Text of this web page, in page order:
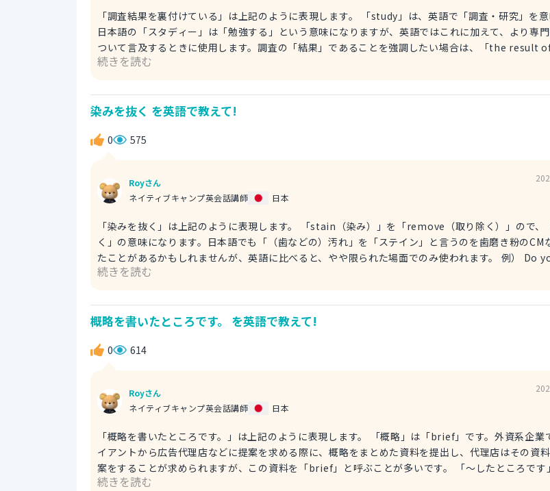
「調査結果を裏付けている」は上記のように表現します。 「study」は、英語で「調査・研究」を意味します。
日本語の「スタディー」は「勉強する」という意味になりますが、英語ではこれに加えて、より専
ついて言及するときに使用します。調査の「結果」であることを強調したい場合は、「the result
study」としましょう。 例） The document we distributed supports the result of the study. 配布した資
る」という意味になることもあります。前者の場合は、以下のような使い方になります。 例） I support
SoftBank Hawks. 私はソフトバンクホークスを支持する。 → 私はソフトバンクホークスを応援して
続きを読む
染みを抜く を英語で教えて!
0 575
Royさん
ネイティブキャンプ英会話講師
日本
「染みを抜く」は上記のように表現します。 「stain（染み）」を「remove（取り除く）」ので、「染みを抜
く」の意味になります。日本語でも「（歯などの）汚れ」を「ステイン」と言うのを歯磨き粉のCM
たことがあるかもしれませんが、英語に比べると、やや限られた場面でのみ使われます。 例） Do you know
how to remove stains quickly? すぐに染みを抜く方法を知っていますか？ 「すぐに」は「quickly」または
の疑問フレーズなので、丸ごと覚えておきましょう。
続きを読む
概略を書いたところです。 を英語で教えて!
0 614
Royさん
ネイティブキャンプ英会話講師
日本
「概略を書いたところです。」は上記のように表現します。 「概略」は「brief」です。外資系企業では、クラ
イアントから広告代理店などに提案を求める際に、概略をまとめた資料を提出し、代理店はその資
案をすることが求められますが、この資料を「brief」と呼ぶことが多いです。 「～したところです」は「just
finished doing」と表現します。 例文 I just finished writing the brief in this morning. 今朝、概略を書い
続きを読む